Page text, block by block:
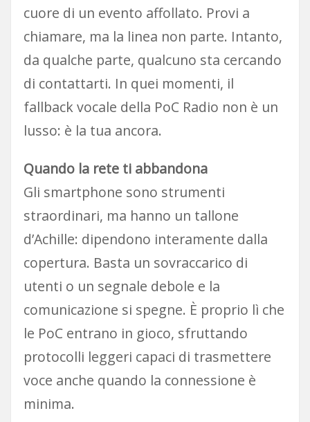
cuore di un evento affollato. Provi a
chiamare, ma la linea non parte. Intanto,
da qualche parte, qualcuno sta cercando
di contattarti. In quei momenti, il
fallback vocale della PoC Radio non è un
lusso: è la tua ancora.
Quando la rete ti abbandona
Gli smartphone sono strumenti
straordinari, ma hanno un tallone
d’Achille: dipendono interamente dalla
copertura. Basta un sovraccarico di
utenti o un segnale debole e la
comunicazione si spegne. È proprio lì che
le PoC entrano in gioco, sfruttando
protocolli leggeri capaci di trasmettere
voce anche quando la connessione è
minima.